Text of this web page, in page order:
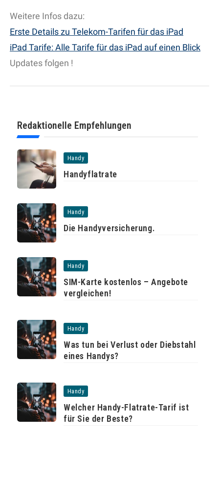
Weitere Infos dazu:
Erste Details zu Telekom-Tarifen für das iPad
iPad Tarife: Alle Tarife für das iPad auf einen Blick
Updates folgen !
Redaktionelle Empfehlungen
Handy
Handyflatrate
Handy
Die Handyversicherung.
Handy
SIM-Karte kostenlos – Angebote
vergleichen!
Handy
Was tun bei Verlust oder Diebstahl
eines Handys?
Handy
Welcher Handy-Flatrate-Tarif ist
für Sie der Beste?